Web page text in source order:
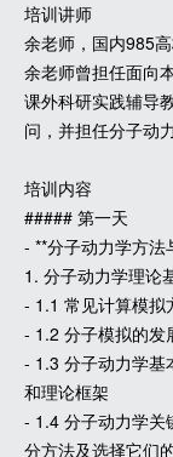
培训讲师
余老师，国内985
余老师曾担任面向
课外科研实践辅导
问，并担任分子动
培训内容
##### 第一天
- **分子动力学方法
1. 分子动力学理论
- 1.1 常见计算模拟
- 1.2 分子模拟的发
- 1.3 分子动力学基
和理论框架
- 1.4 分子动力学关
分方法及选择它们